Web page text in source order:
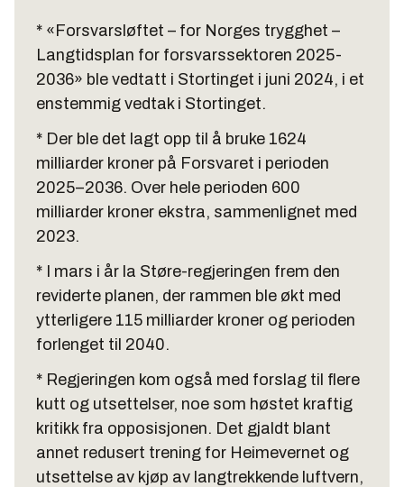
* «Forsvarsløftet – for Norges trygghet –
Langtidsplan for forsvarssektoren 2025-
2036» ble vedtatt i Stortinget i juni 2024, i et
enstemmig vedtak i Stortinget.
* Der ble det lagt opp til å bruke 1624
milliarder kroner på Forsvaret i perioden
2025–2036. Over hele perioden 600
milliarder kroner ekstra, sammenlignet med
2023.
* I mars i år la Støre-regjeringen frem den
reviderte planen, der rammen ble økt med
ytterligere 115 milliarder kroner og perioden
forlenget til 2040.
* Regjeringen kom også med forslag til flere
kutt og utsettelser, noe som høstet kraftig
kritikk fra opposisjonen. Det gjaldt blant
annet redusert trening for Heimevernet og
utsettelse av kjøp av langtrekkende luftvern,